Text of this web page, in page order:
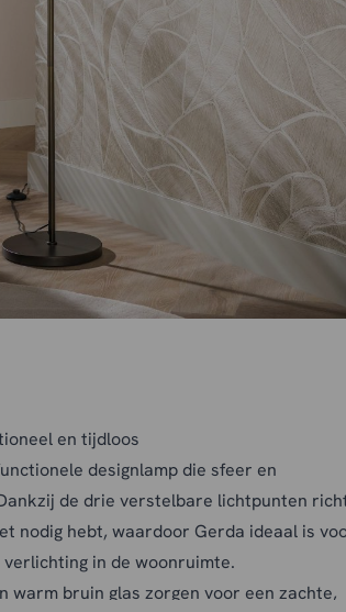
en tijdloos
designlamp die sfeer en
de drie verstelbare lichtpunten
nodig hebt, waardoor Gerda ideaal is
in de woonruimte.
warm bruin glas zorgen voor een zachte,